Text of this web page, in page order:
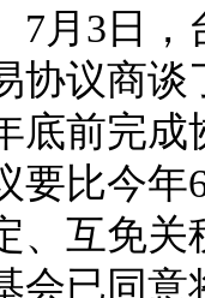
7月3日
协议商
底前完
要比今
、互免
会已同